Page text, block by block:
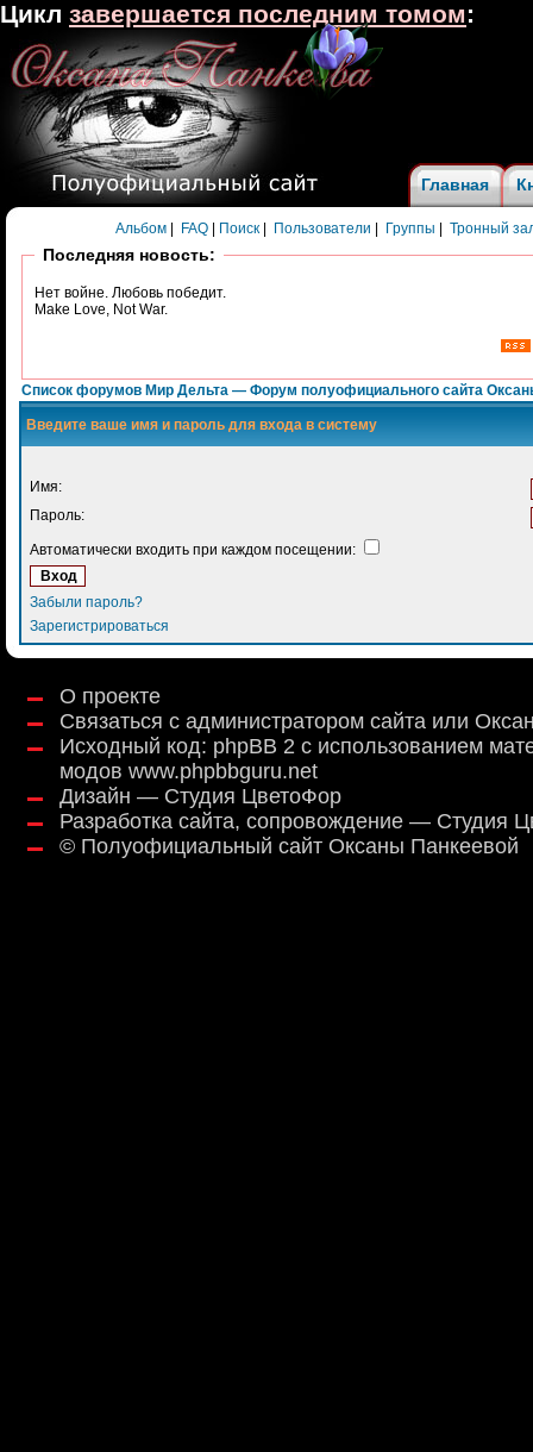
Главная
Альбом FAQ Поиск Пользователи Группы Тронный
Последняя новость:
Нет войне. Любовь победит.
Make Love, Not War.
Список форумов Мир Дельта — Форум полуофициального сайта
Введите ваше имя и пароль для входа в систему
Имя:
Пароль:
Автоматически входить при каждом посещении:
Забыли пароль?
Зарегистрироваться
О проекте
Связаться с администратором сайта или
Исходный код: phpBB 2 с использованием
модов www.phpbbguru.net
Дизайн — Студия ЦветоФор
Разработка сайта, сопровождение — Студия
© Полуофициальный сайт Оксаны Панкеевой
Цикл завершается последним томом: